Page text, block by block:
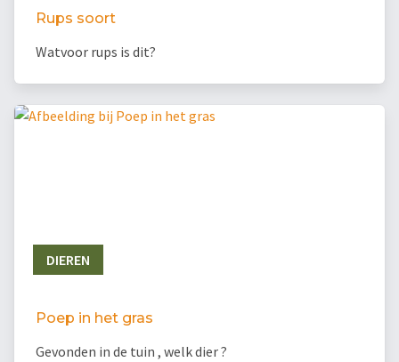
Rups soort
Watvoor rups is dit?
DIEREN
Poep in het gras
Gevonden in de tuin , welk dier ?